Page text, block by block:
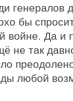
генералов
бы
войне. Да и
не так
любой